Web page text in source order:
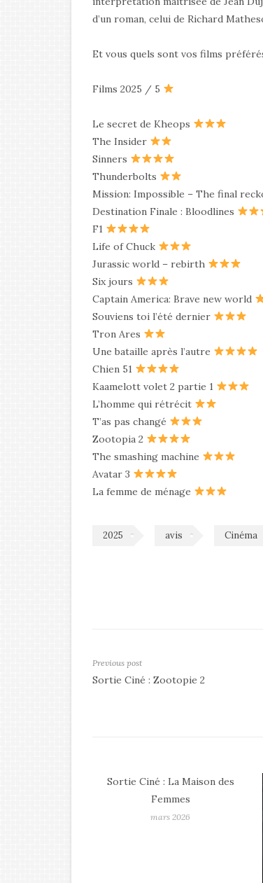
d’un roman, celui de Richard
Et vous quels sont vos films
Films 2025 / 5
Le secret de Kheops
The Insider
Sinners
Thunderbolts
Mission: Impossible – The final
Destination Finale : Bloodlines
F1
Life of Chuck
Jurassic world – rebirth
Six jours
Captain America: Brave new world
Souviens toi l’été dernier
Tron Ares
Une bataille après l’autre
Chien 51
Kaamelott volet 2 partie 1
L’homme qui rétrécit
T’as pas changé
Zootopia 2
The smashing machine
Avatar 3
La femme de ménage
2025 avis Cinéma
Previous post
Sortie Ciné : Zootopie 2